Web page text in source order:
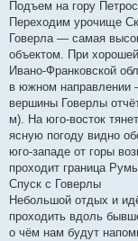
Подъем на гору
Переходим урочище
Говерла — самая
объектом. При
Ивано-Франковской
в южном направлении
вершины Говерлы
м). На юго-восток
ясную погоду видно
юго-западе от горы
проходит граница
Спуск с Говерлы
Небольшой отдых и
проходить вдоль
о чём нам будут